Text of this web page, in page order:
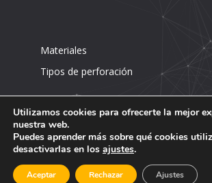
Materiales
Tipos de perforación
INNOMETAL-IMAR©*AVISO LEGAL Y POLÍTICA
CONDICIONES GENERALES DE
Utilizamos cookies para ofrecerte la mejor
nuestra web.
Puedes aprender más sobre qué cookies
desactivarlas en los ajustes.
Aceptar Rechazar Ajustes